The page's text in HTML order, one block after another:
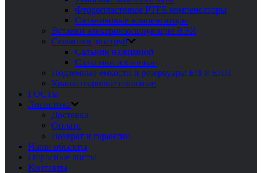
Фторопластовые PTFE компенсаторы
Сальниковые компенсаторы
Вставки электроизолирующие ВЭИ
Сальники для труб
Сальник нажимной
Сальники набивные
Подземные емкости и резервуары ЕП и ЕПП
Краны шаровые стальные
ГОСТы
Логистика
Доставка
Оплата
Возврат и гарантии
Наши объекты
Опросные листы
Контакты